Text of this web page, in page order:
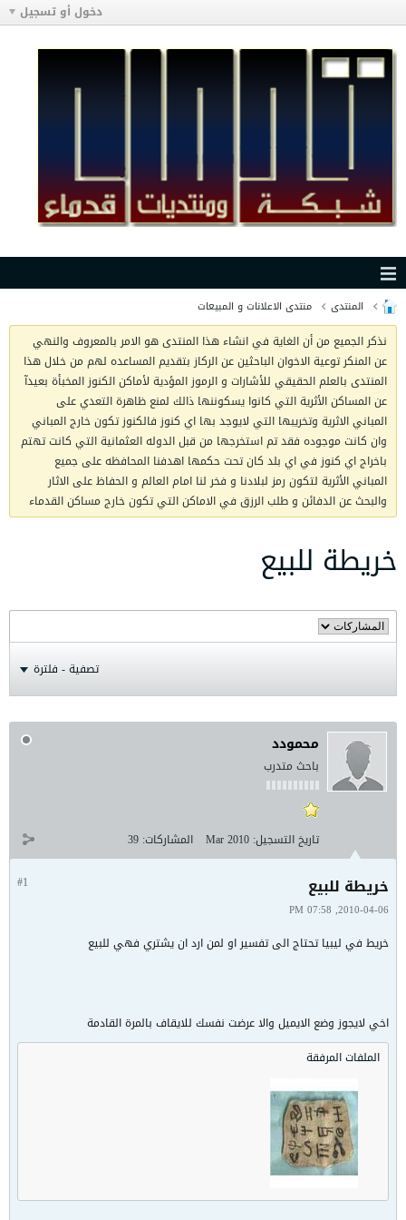
دخول أو تسجيل
المنتدى منتدى الاعلانات و المبيعات
نذكر الجميع من أن الغاية في انشاء هذا المنتدى هو الامر بالمعروف والنهي
عن المنكر توعية الاخوان الباحثين عن الركاز بتقديم المساعده لهم من خلال هذا
المنتدى بالعلم الحقيقي للأشارات و الرموز المؤدية لأماكن الكنوز المخبأة بعيدآ
عن المساكن الأثرية التي كانوا يسكوننها ذالك لمنع ظاهرة التعدي على
المباني الاثرية وتخريبها التي لايوجد بها اي كنوز فالكنوز تكون خارج المباني
وان كانت موجوده فقد تم استخرجها من قبل الدوله العثمانية التي كانت تهتم
باخراج اي كنوز في اي بلد كان تحت حكمها اهدفنا المحافظه على جميع
المباني الأثرية لتكون رمز لبلادنا و فخر لنا امام العالم و الحفاظ على الاثار
والبحث عن الدفائن و طلب الرزق في الاماكن التي تكون خارج مساكن القدماء
خريطة للبيع
تصفية - فلترة
محمودد
باحث متدرب
تاريخ التسجيل: Mar 2010 المشاركات: 39
#1 خريطة للبيع
2010-04-06, 07:58 PM
خريط في ليبيا تحتاج الى تفسير او لمن ارد ان يشتري فهي للبيع
اخي لايجوز وضع الايميل والا عرضت نفسك للايقاف بالمرة القادمة
الملفات المرفقة